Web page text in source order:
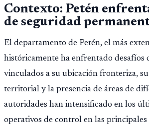
Contexto: Petén
de seguridad
El departamento de Petén, el más
históricamente ha enfrentado desafíos
vinculados a su ubicación fronteriza,
territorial y la presencia de áreas de
autoridades han intensificado en los
operativos de control en las principales